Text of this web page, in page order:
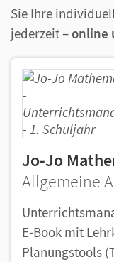
Sie Ihre
jederzeit –online
Jo-Jo
Allgemeine
E-Book mit
Planungstools